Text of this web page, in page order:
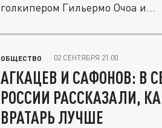
голкипером Гильермо Очоа и...
ОБЩЕСТВО 02 СЕНТЯБРЯ 21:00
АГКАЦЕВ И САФОНОВ: В
РОССИИ РАССКАЗАЛИ,
ВРАТАРЬ ЛУЧШЕ